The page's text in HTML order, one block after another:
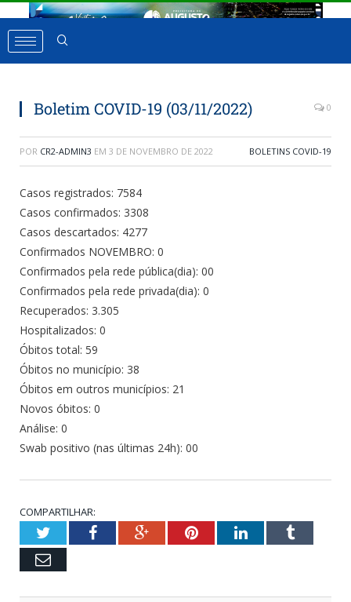
Boletim COVID-19 (03/11/2022) 0
POR CR2-ADMIN3 EM 3 DE NOVEMBRO DE 2022 BOLETINS COVID-19
Casos registrados: 7584
Casos confirmados: 3308
Casos descartados: 4277
Confirmados NOVEMBRO: 0
Confirmados pela rede pública(dia): 00
Confirmados pela rede privada(dia): 0
Recuperados: 3.305
Hospitalizados: 0
Óbitos total: 59
Óbitos no município: 38
Óbitos em outros municípios: 21
Novos óbitos: 0
Análise: 0
Swab positivo (nas últimas 24h): 00
COMPARTILHAR:
TwitterFacebookGoogle+Pinterest
LinkedIn
Email